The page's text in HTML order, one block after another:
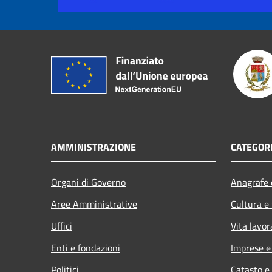
AMMINISTRAZIONE
Organi di Governo
Aree Amministrative
Uffici
Enti e fondazioni
Cultura
Vita
Imprese